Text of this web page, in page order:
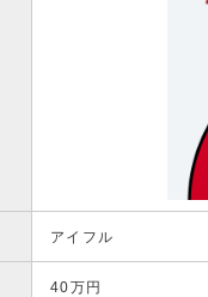
アイフル
40万円